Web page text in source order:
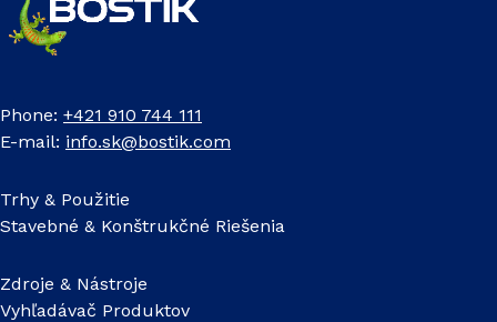
Phone: +421 910 744 111
E-mail: info.sk@bostik.com
Trhy & Použitie
Stavebné & Konštrukčné Riešenia
Zdroje & Nástroje
Vyhľadávač Produktov